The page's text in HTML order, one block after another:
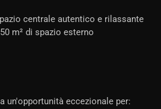
centrale autentico e rilassante
m² di spazio esterno
un'opportunità eccezionale per: